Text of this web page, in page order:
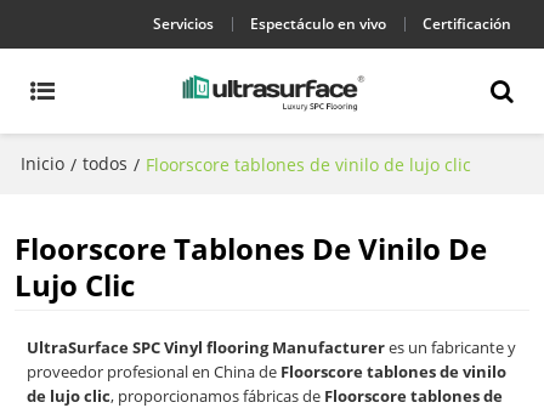
Servicios Espectáculo en vivo Certificación
Inicio / todos / Floorscore tablones de vinilo de lujo clic
Floorscore Tablones De Vinilo De
Lujo Clic
UltraSurface SPC Vinyl flooring Manufactureres un fabricante y
proveedor profesional en China de Floorscore tablones de vinilo
de lujo clic, proporcionamos fábricas de Floorscore tablones de